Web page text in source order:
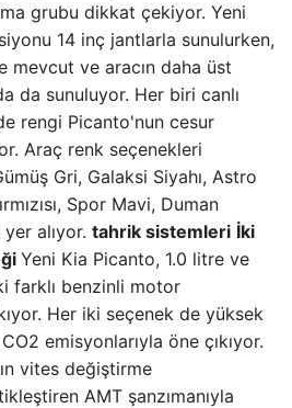
grubu dikkat çekiyor. Yeni
14 inç jantlarla sunulurken,
mevcut ve aracın daha üst
da sunuluyor. Her biri canlı
rengi Picanto'nun cesur
Araç renk seçenekleri
Gri, Galaksi Siyahı, Astro
Spor Mavi, Duman
alıyor. tahrik sistemleri İki
Yeni Kia Picanto, 1.0 litre ve
farklı benzinli motor
Her iki seçenek de yüksek
emisyonlarıyla öne çıkıyor.
vites değiştirme
AMT şanzımanıyla